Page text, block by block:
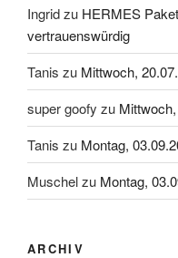
Ingridzu HERMES
vertrauenswürdig
Tanis zu Mittwoch,
super goofy zu
Tanis zu Montag,
Muschelzu Montag,
ARCHIV